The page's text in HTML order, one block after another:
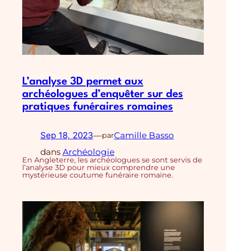
L’analyse 3D permet aux
archéologues d’enquêter sur des
pratiques funéraires romaines
Sep 18, 2023—parCamille Basso
dans Archéologie
En Angleterre, les archéologues se sont servis de
l’analyse 3D pour mieux comprendre une
mystérieuse coutume funéraire romaine.